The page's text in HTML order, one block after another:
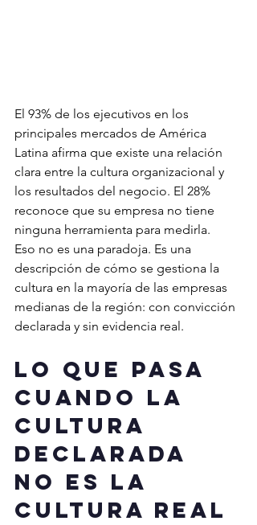
El 93% de los ejecutivos en los
principales mercados de América
Latina afirma que existe una relación
clara entre la cultura organizacional y
los resultados del negocio. El 28%
reconoce que su empresa no tiene
ninguna herramienta para medirla.
Eso no es una paradoja. Es una
descripción de cómo se gestiona la
cultura en la mayoría de las empresas
medianas de la región: con convicción
declarada y sin evidencia real.
Lo que pasa
cuando la
cultura
declarada
no es la
cultura real